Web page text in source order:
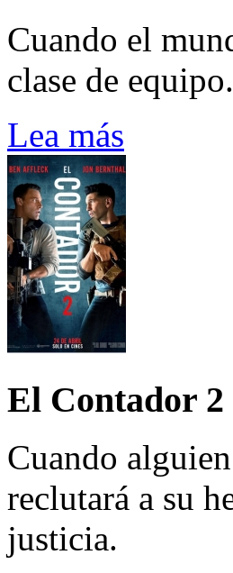
Cuando el
clase de equipo.
Lea más
El Contador 2
Cuando
reclutará a su
justicia.